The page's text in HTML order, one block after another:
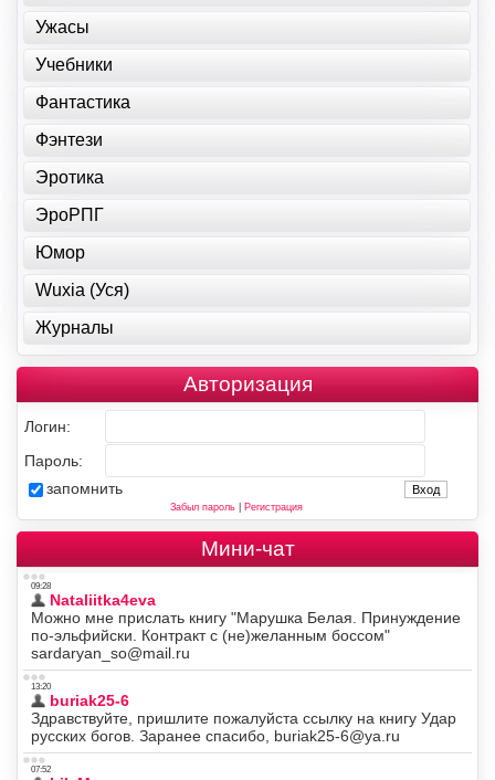
Ужасы
Учебники
Фантастика
Фэнтези
Эротика
ЭроРПГ
Юмор
Wuxia (Уся)
Журналы
Авторизация
Логин:
Пароль:
запомнить
Забыл пароль| Регистрация
Мини-чат